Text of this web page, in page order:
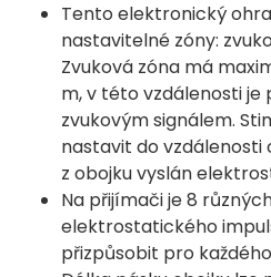
Tento elektronický
nastavitelné zóny:
Zvuková zóna má
m, v této vzdálenosti je
zvukovým signálem.
nastavit do vzdálenosti
z obojku vyslán
Na přijímači je 8
elektrostatického
přizpůsobit pro